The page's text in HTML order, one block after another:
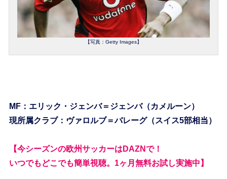
【写真：Getty Images】
MF：エリック・ジェンバ＝ジェンバ（カメルーン）
現所属クラブ：ヴァロルブ＝バレーグ（スイス5部相当）
【今シーズンの欧州サッカーはDAZNで！
いつでもどこでも簡単視聴。1ヶ月無料お試し実施中】